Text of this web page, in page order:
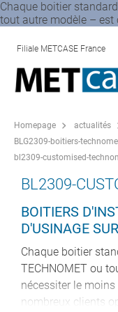
Chaque boitier
tout autre modèle – est
Filiale METCASE France
Homepage actualités
BLG2309-boitiers-
bl2309-customised-
BL2309-
BOITIERS
D'USINAGE
Chaque boitier
TECHNOMET ou
nécessiter le
nombreux clients